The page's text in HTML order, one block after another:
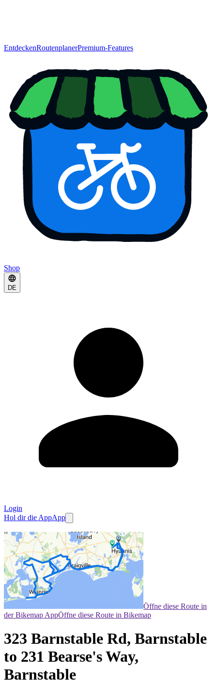
EntdeckenRoutenplanerPremium-Features
Shop
DE
Login
Hol dir die AppApp
Öffne diese Route in
der Bikemap AppÖffne diese Route in Bikemap
323 Barnstable Rd, Barnstable
to 231 Bearse's Way,
Barnstable